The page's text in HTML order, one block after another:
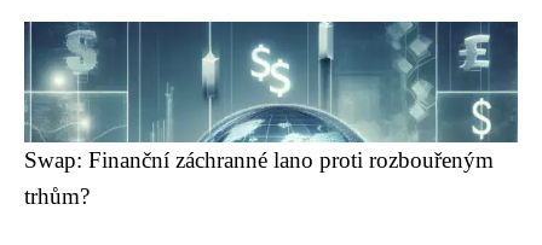
Swap: Finanční záchranné lano proti rozbouřeným
trhům?